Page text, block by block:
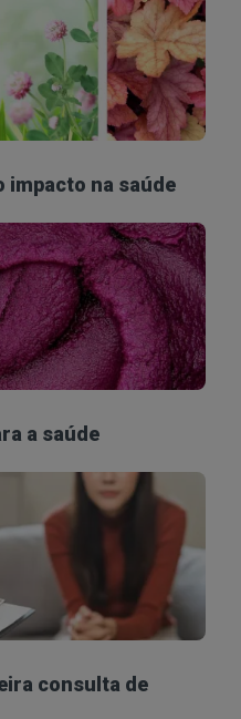
impacto na saúde
a saúde
consulta de